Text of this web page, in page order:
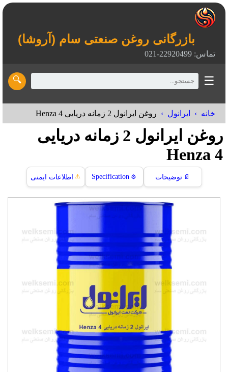
بازرگانی روغن صنعتی سام (آروشا)
تماس: 22920499-021
☰
🔍
خانه ایرانول روغن ایرانول 2 زمانه دریایی Henza 4
روغن ایرانول 2 زمانه دریایی
Henza 4
📄 توضیحات ⚙️
Specification
⚠️ اطلاعات ایمنی